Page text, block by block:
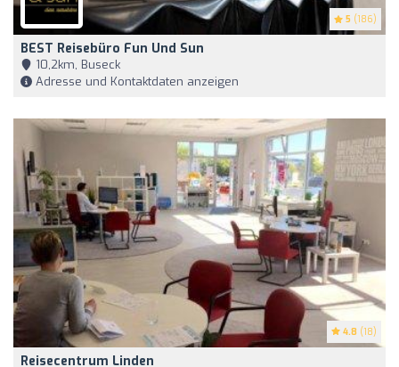
5 (186)
BEST Reisebüro Fun Und Sun
10,2km, Buseck
Adresse und Kontaktdaten anzeigen
4.8 (18)
Reisecentrum Linden